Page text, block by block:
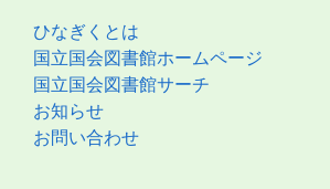
ひなぎくとは
国立国会図書館ホームページ
国立国会図書館サーチ
お知らせ
お問い合わせ